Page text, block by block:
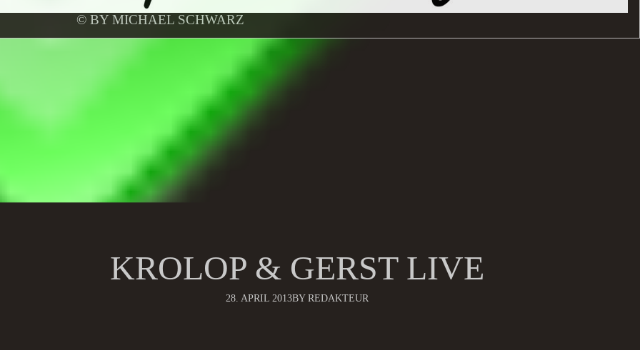
© BY MICHAEL SCHWARZ
KROLOP & GERST LIVE
28. APRIL 2013BY REDAKTEUR